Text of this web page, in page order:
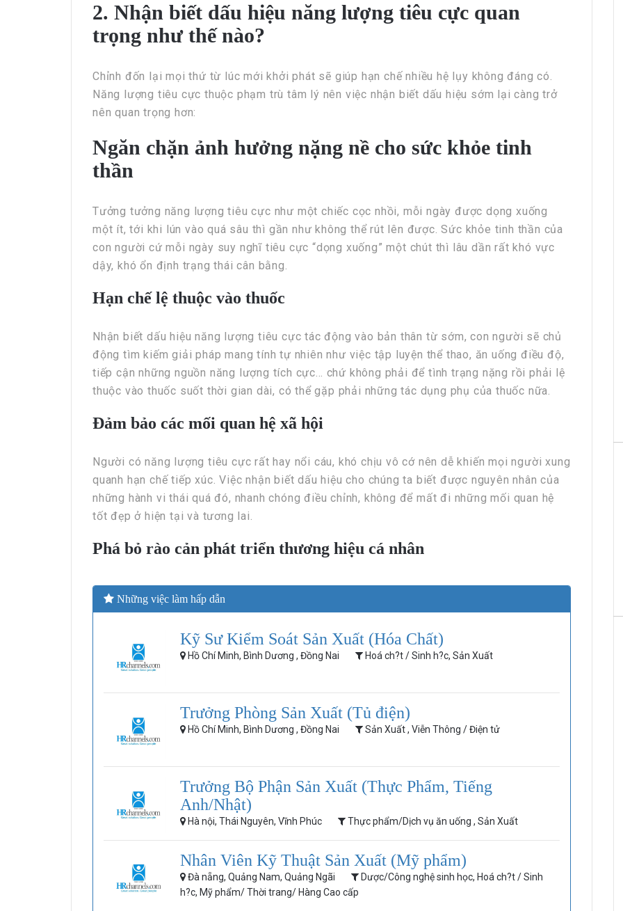
2. Nhận biết dấu hiệu năng lượng tiêu cực quan
trọng như thế nào?
Chỉnh đốn lại mọi thứ từ lúc mới khởi phát sẽ giúp hạn chế nhiều hệ lụy không đáng có.
Năng lượng tiêu cực thuộc phạm trù tâm lý nên việc nhận biết dấu hiệu sớm lại càng trở
nên quan trọng hơn:
Ngăn chặn ảnh hưởng nặng nề cho sức khỏe tinh
thần
Tưởng tưởng năng lượng tiêu cực như một chiếc cọc nhồi, mỗi ngày được dọng xuống
một ít, tới khi lún vào quá sâu thì gần như không thể rút lên được. Sức khỏe tinh thần của
con người cứ mỗi ngày suy nghĩ tiêu cực “dọng xuống” một chút thì lâu dần rất khó vực
dậy, khó ổn định trạng thái cân bằng.
Hạn chế lệ thuộc vào thuốc
Nhận biết dấu hiệu năng lượng tiêu cực tác động vào bản thân từ sớm, con người sẽ chủ
động tìm kiếm giải pháp mang tính tự nhiên như việc tập luyện thể thao, ăn uống điều độ,
tiếp cận những nguồn năng lượng tích cực… chứ không phải để tình trạng nặng rồi phải lệ
thuộc vào thuốc suốt thời gian dài, có thể gặp phải những tác dụng phụ của thuốc nữa.
Đảm bảo các mối quan hệ xã hội
Người có năng lượng tiêu cực rất hay nổi cáu, khó chịu vô cớ nên dễ khiến mọi người xung
quanh hạn chế tiếp xúc. Việc nhận biết dấu hiệu cho chúng ta biết được nguyên nhân của
những hành vi thái quá đó, nhanh chóng điều chỉnh, không để mất đi những mối quan hệ
tốt đẹp ở hiện tại và tương lai.
Phá bỏ rào cản phát triển thương hiệu cá nhân
Những việc làm hấp dẫn
Kỹ Sư Kiểm Soát Sản Xuất (Hóa Chất)
Hồ Chí Minh, Bình Dương , Đồng Nai Hoá ch?t / Sinh h?c, Sản Xuất
Trưởng Phòng Sản Xuất (Tủ điện)
Hồ Chí Minh, Bình Dương , Đồng Nai Sản Xuất , Viễn Thông / Điện tử
Trưởng Bộ Phận Sản Xuất (Thực Phẩm, Tiếng
Anh/Nhật)
Hà nội, Thái Nguyên, Vĩnh Phúc Thực phẩm/Dịch vụ ăn uống , Sản Xuất
Nhân Viên Kỹ Thuật Sản Xuất (Mỹ phẩm)
Đà nẵng, Quảng Nam, Quảng Ngãi
Dược/Công nghệ sinh học, Hoá ch?t / Sinh
h?c, Mỹ phẩm/ Thời trang/ Hàng Cao cấp
IE Manager (Garment, Open for Expats)
Specialist (EPE)